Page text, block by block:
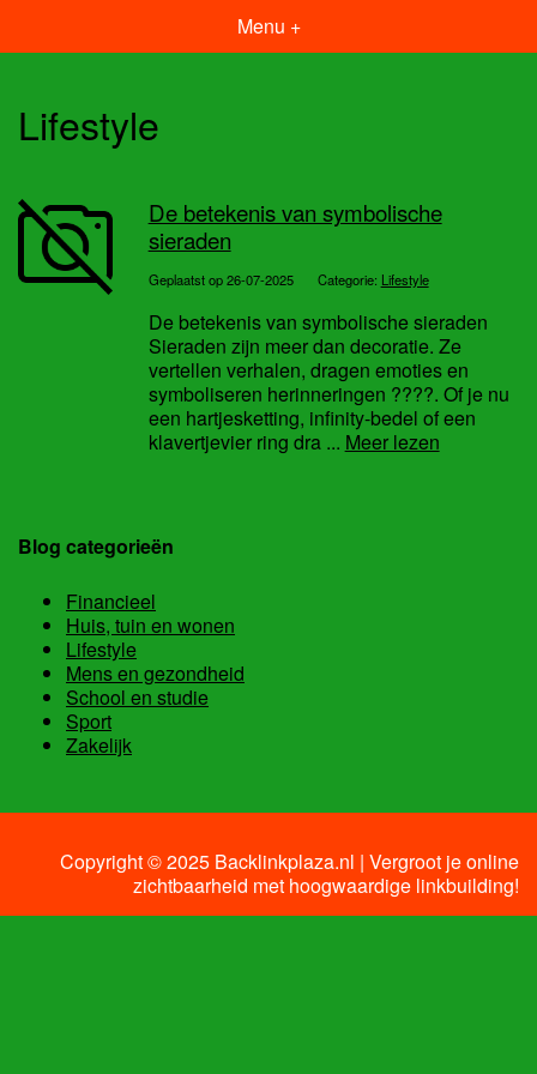
Menu +
Lifestyle
De betekenis van symbolische
sieraden
Geplaatst op 26-07-2025 Categorie: Lifestyle
De betekenis van symbolische sieraden
Sieraden zijn meer dan decoratie. Ze
vertellen verhalen, dragen emoties en
symboliseren herinneringen ????. Of je nu
een hartjesketting, infinity-bedel of een
klavertjevier ring dra ... Meer lezen
Blog categorieën
Financieel
Huis, tuin en wonen
Lifestyle
Mens en gezondheid
School en studie
Sport
Zakelijk
Copyright © 2025 Backlinkplaza.nl | Vergroot je online
zichtbaarheid met hoogwaardige linkbuilding!